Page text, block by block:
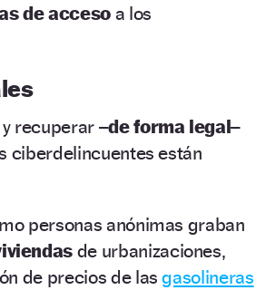
de accesoa los
recuperar –de forma legal–
ciberdelincuentes están
personas anónimas graban
de urbanizaciones,
de precios de lasgasolineras